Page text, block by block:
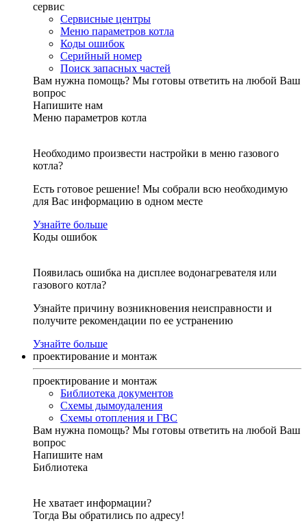
сервис
Сервисные центры
Меню параметров котла
Коды ошибок
Серийный номер
Поиск запасных частей
Вам нужна помощь? Мы готовы ответить на любой Ваш
вопрос
Напишите нам
Меню параметров котла
Необходимо произвести настройки в меню газового
котла?
Есть готовое решение! Мы собрали всю необходимую
для Вас информацию в одном месте
Узнайте больше
Коды ошибок
Появилась ошибка на дисплее водонагревателя или
газового котла?
Узнайте причину возникновения неисправности и
получите рекомендации по ее устранению
Узнайте больше
проектирование и монтаж
проектирование и монтаж
Библиотека документов
Схемы дымоудаления
Схемы отопления и ГВС
Вам нужна помощь? Мы готовы ответить на любой Ваш
вопрос
Напишите нам
Библиотека
Не хватает информации?
Тогда Вы обратились по адресу!